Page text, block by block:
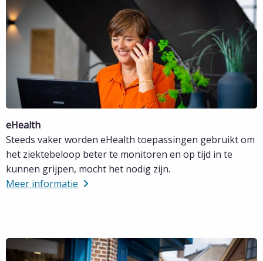
over
Meer
informatie
eHealth
Steeds vaker worden eHealth toepassingen gebruikt om
het ziektebeloop beter te monitoren en op tijd in te
kunnen grijpen, mocht het nodig zijn.
Meer informatie
Meer
informatie